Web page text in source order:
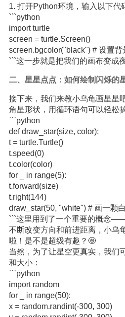
1. 打开Python环境，输入以下代
```python
import turtle
screen = turtle.Screen()
screen.bgcolor("black") # 设置背
```这一步就是把我们的画布变成
二、星星点点：如何绘制闪烁的
接下来，我们来教小乌龟画星星
角星形状，用循环语句可以轻松
```python
def draw_star(size, color):
t = turtle.Turtle()
t.speed(0)
t.color(color)
for _ in range(5):
t.forward(size)
t.right(144)
draw_star(50, "white") # 画一颗
```这里用到了一个重要的概念
不断改变方向和前进距离，小乌
啦！是不是超级有趣？🤩
当然，为了让星空更真实，我们
和大小：
```python
import random
for _ in range(50):
x = random.randint(-300, 300)